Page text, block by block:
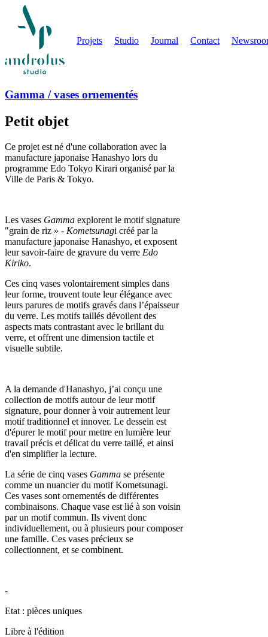
Projets Studio Journal Contact
Gamma / vases ornementés
Petit objet
Ce projet est né d'une collaboration avec la
manufacture japonaise Hanashyo lors du
programme Edo Tokyo Kirari organisé par la
Ville de Paris & Tokyo.
Les vases Gamma explorent le motif signature
"grain de riz » - Kometsunagi créé par la
manufacture japonaise Hanashyo, et exposent
leur savoir-faire de gravure du verre Edo
Kiriko.
Ces cinq vases volontairement simples dans
leur forme, trouvent toute leur élégance avec
leurs parures de motifs gravés dans l’épaisseur
du verre. Les motifs taillés dévoilent des
aspects mats contrastant avec le brillant du
verre, et offrent une dimension tactile et
visuelle subtile.
A la demande d'Hanashyo, j’ai conçu une
collection de motifs autour de leur motif
signature, pour donner à voir autrement leur
motif traditionnel et innover. Le dessein est
d'épurer le motif pour mettre en lumière leur
travail précis et délicat du verre taillé, et ainsi
d'en simplifier la lecture.
La série de cinq vases Gamma se présente
comme un nuancier du motif Kometsunagi.
Ces vases sont ornementés de différentes
combinaisons. Chaque vase est lié à son voisin
par un motif commun. Ils vivent donc
individuellement, ou à plusieurs pour composer
une famille. Ces vases précieux se
collectionnent, et se combinent.
-
Etat : pièces uniques
Libre à l'édition